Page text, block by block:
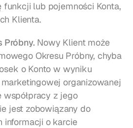
lub pojemności Konta,
Klienta.
Próbny. Nowy Klient może
Okresu Próbny, chyba
o Konto w wyniku
organizowanej
z jego
jest zobowiązany do
informacji o karcie